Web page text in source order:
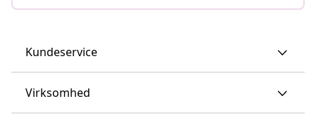
Kundeservice
Virksomhed